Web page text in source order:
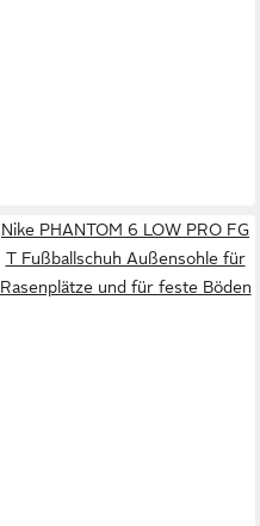
Nike PHANTOM 6 LOW PRO FG
T Fußballschuh Außensohle für
Rasenplätze und für feste Böden